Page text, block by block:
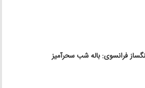
فرانسوی: باله شب سحرآمیز